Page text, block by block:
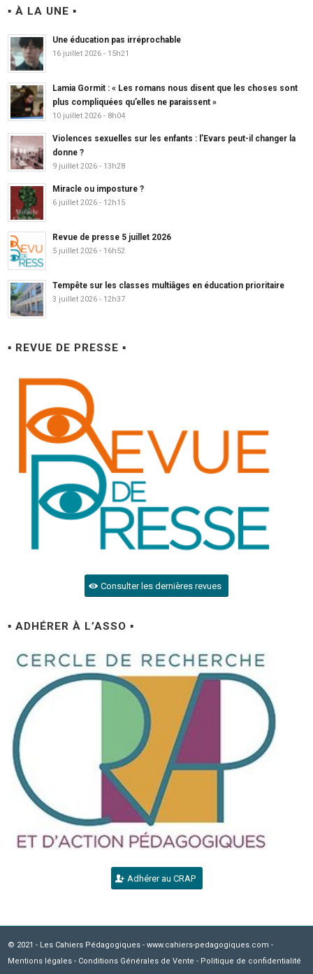
▪ À LA UNE ▪
Une éducation pas irréprochable
16 juillet 2026 - 15h21
Lamia Gormit : « Les romans nous disent que les choses sont
plus compliquées qu’elles ne paraissent »
10 juillet 2026 - 8h04
Violences sexuelles sur les enfants : l’Evars peut-il changer la
donne ?
9 juillet 2026 - 13h28
Miracle ou imposture ?
6 juillet 2026 - 12h15
Revue de presse 5 juillet 2026
5 juillet 2026 - 16h52
Tempête sur les classes multiâges en éducation prioritaire
3 juillet 2026 - 12h37
▪ REVUE DE PRESSE ▪
Consulter les dernières revues
▪ ADHÉRER À L’ASSO ▪
Adhérer au CRAP
© 2021 - Les Cahiers Pédagogiques - www.cahiers-pedagogiques.com -
Mentions légales - Conditions Générales de Vente - Politique de confidentialité